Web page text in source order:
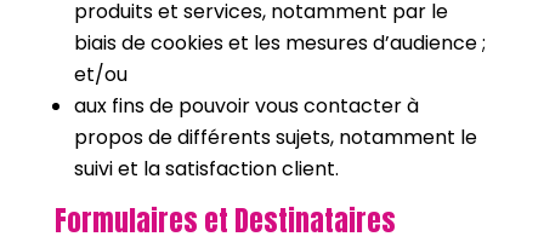
produits et services, notamment par le
biais de cookies et les mesures d’audience ;
et/ou
aux fins de pouvoir vous contacter à
propos de différents sujets, notamment le
suivi et la satisfaction client.
Formulaires et Destinataires